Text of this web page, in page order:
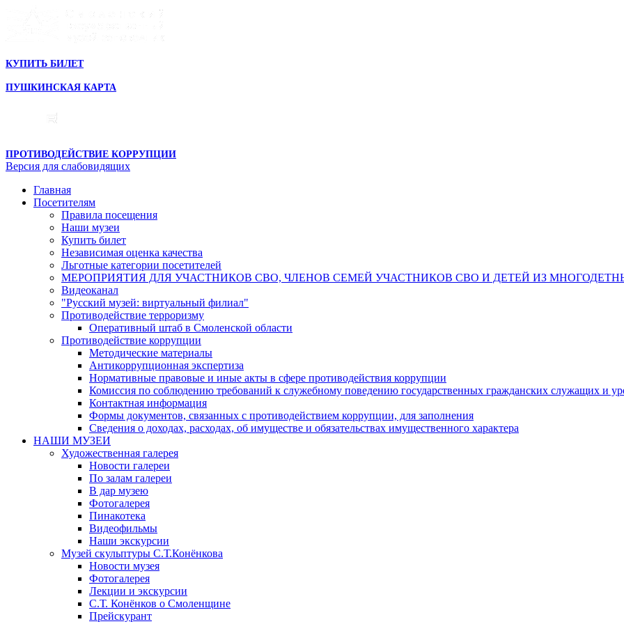
КУПИТЬ БИЛЕТ
ПУШКИНСКАЯ КАРТА
ПРОТИВОДЕЙСТВИЕ КОРРУПЦИИ
Версия для слабовидящих
Главная
Посетителям
Правила посещения
Наши музеи
Купить билет
Независимая оценка качества
Льготные категории посетителей
МЕРОПРИЯТИЯ ДЛЯ УЧАСТНИКОВ СВО, ЧЛЕНОВ СЕМЕЙ УЧАСТНИКОВ СВО И ДЕТЕЙ ИЗ
Видеоканал
"Русский музей: виртуальный филиал"
Противодействие терроризму
Оперативный штаб в Смоленской области
Противодействие коррупции
Методические материалы
Антикоррупционная экспертиза
Нормативные правовые и иные акты в сфере противодействия коррупции
Комиссия по соблюдению требований к служебному поведению государственных гражданских служащих и
Контактная информация
Формы документов, связанных с противодействием коррупции, для заполнения
Сведения о доходах, расходах, об имуществе и обязательствах имущественного характера
НАШИ МУЗЕИ
Художественная галерея
Новости галереи
По залам галереи
В дар музею
Фотогалерея
Пинакотека
Видеофильмы
Наши экскурсии
Музей скульптуры С.Т.Конёнкова
Новости музея
Фотогалерея
Лекции и экскурсии
С.Т. Конёнков о Смоленщине
Прейскурант